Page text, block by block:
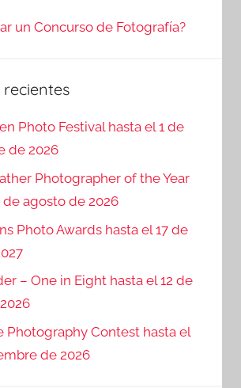
un Concurso de Fotografía?
Photo Festival hasta el 1 de
de 2026
Photographer of the Year
de agosto de 2026
Photo Awards hasta el 17 de
– One in Eight hasta el 12 de
Photography Contest hasta el
de 2026